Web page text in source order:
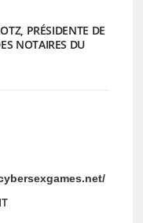
PRÉSIDENTE DE
NOTAIRES DU